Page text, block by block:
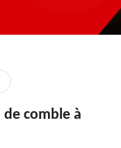
comble à